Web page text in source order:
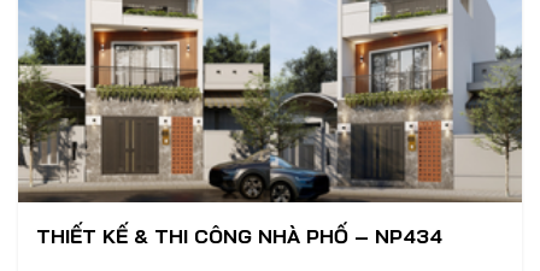
THIẾT KẾ & THI CÔNG NHÀ PHỐ – NP434